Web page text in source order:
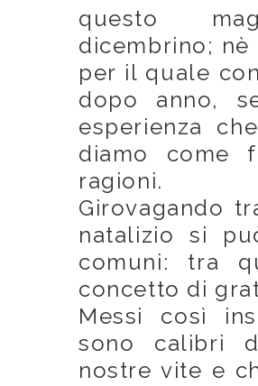
questo
dicembrino;
per il quale
dopo anno,
esperienza
diamo come
ragioni.
Girovagando
natalizio si
comuni: tra
concetto di
Messi così
sono calibri
nostre vite e